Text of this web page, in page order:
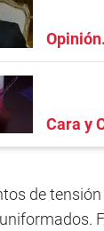
Opinión
Cara y
de